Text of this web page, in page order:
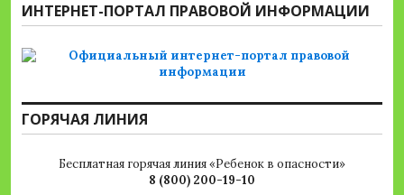
ИНТЕРНЕТ-ПОРТАЛ ПРАВОВОЙ ИНФОРМАЦИИ
ГОРЯЧАЯ ЛИНИЯ
Бесплатная горячая линия «Ребенок в опасности»
8 (800) 200-19-10